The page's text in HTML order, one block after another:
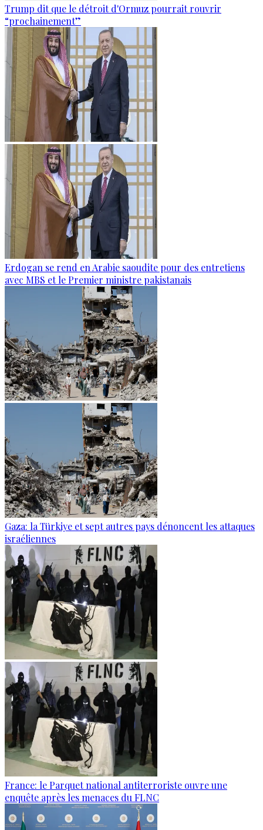
Trump dit que le détroit d'Ormuz pourrait rouvrir
“prochainement”
Erdogan se rend en Arabie saoudite pour des entretiens
avec MBS et le Premier ministre pakistanais
Gaza: la Türkiye et sept autres pays dénoncent les attaques
israéliennes
France: le Parquet national antiterroriste ouvre une
enquête après les menaces du FLNC